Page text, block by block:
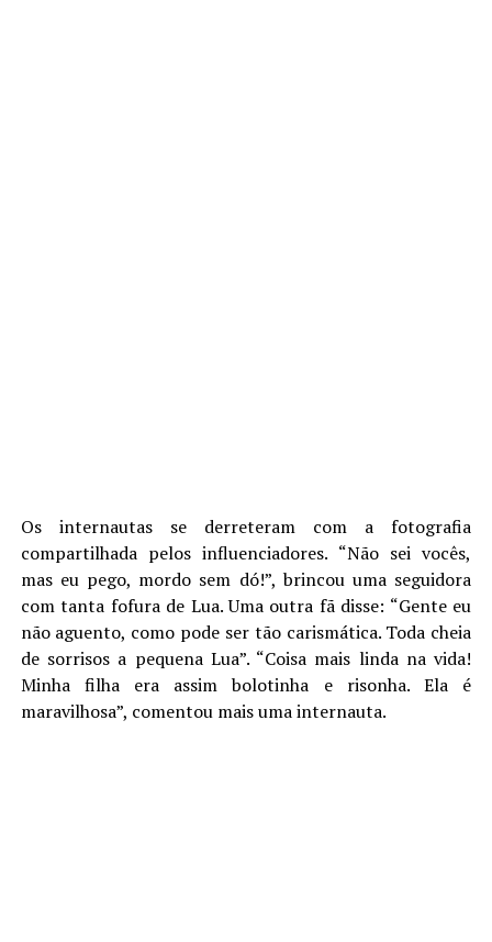
Os internautas se derreteram com a fotografia
compartilhada pelos influenciadores. “Não sei vocês,
mas eu pego, mordo sem dó!”, brincou uma seguidora
com tanta fofura de Lua. Uma outra fã disse: “Gente eu
não aguento, como pode ser tão carismática. Toda cheia
de sorrisos a pequena Lua”. “Coisa mais linda na vida!
Minha filha era assim bolotinha e risonha. Ela é
maravilhosa”, comentou mais uma internauta.